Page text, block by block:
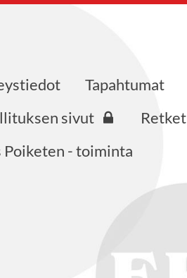
Tapahtumat
sivut
Retket
Poiketen - toiminta